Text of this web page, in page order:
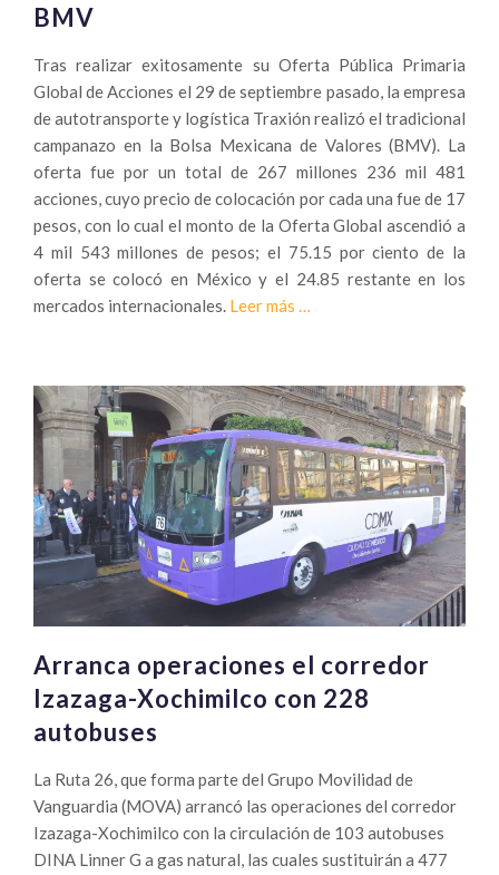
BMV
Tras realizar exitosamente su Oferta Pública Primaria
Global de Acciones el 29 de septiembre pasado, la empresa
de autotransporte y logística Traxión realizó el tradicional
campanazo en la Bolsa Mexicana de Valores (BMV). La
oferta fue por un total de 267 millones 236 mil 481
acciones, cuyo precio de colocación por cada una fue de 17
pesos, con lo cual el monto de la Oferta Global ascendió a
4 mil 543 millones de pesos; el 75.15 por ciento de la
oferta se colocó en México y el 24.85 restante en los
mercados internacionales. Leer más
empresa
de
autotransporte
en
cotizar
en
la
BMV
…
Arranca operaciones el corredor
Izazaga-Xochimilco con 228
autobuses
La Ruta 26, que forma parte del Grupo Movilidad de
Vanguardia (MOVA) arrancó las operaciones del corredor
Izazaga-Xochimilco con la circulación de 103 autobuses
DINA Linner G a gas natural, las cuales sustituirán a 477